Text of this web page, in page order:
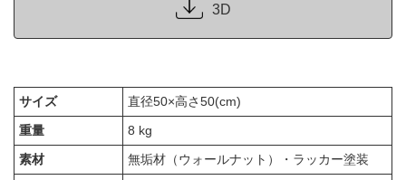
3D
サイズ
直径50×高さ50(cm)
重量
8 kg
素材
無垢材（ウォールナット）・ラッカー塗装